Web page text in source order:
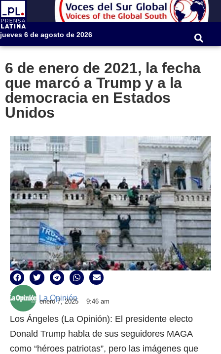
jueves 6 de agosto de 2026
6 de enero de 2021, la fecha
que marcó a Trump y a la
democracia en Estados
Unidos
La Opinión
enero 7, 2025 9:46 am
Los Ángeles (La Opinión): El presidente electo
Donald Trump habla de sus seguidores MAGA
como “héroes patriotas”, pero las imágenes que